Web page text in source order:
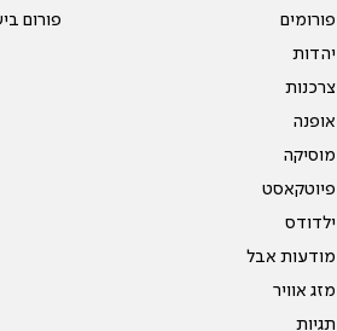
פורומים
יהדות
צרכנות
אופנה
מוסיקה
פיוטקאסט
ילדודס
מודעות אבל
מזג אוויר
תגיות
פורום